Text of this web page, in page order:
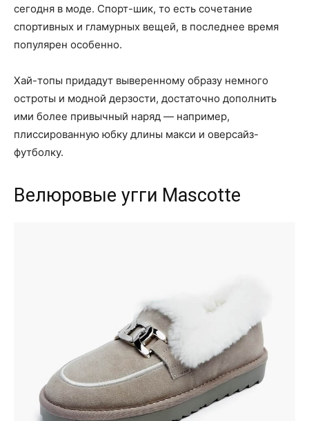
сегодня в моде. Спорт-шик, то есть сочетание
спортивных и гламурных вещей, в последнее время
популярен особенно.
Хай-топы придадут выверенному образу немного
остроты и модной дерзости, достаточно дополнить
ими более привычный наряд — например,
плиссированную юбку длины макси и оверсайз-
футболку.
Велюровые угги Mascotte